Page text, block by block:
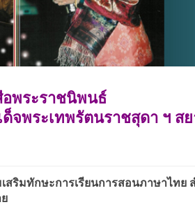
พระราชนิพนธ์
จพระเทพรัตนราชสุดา ฯ ส
ริมทักษะการเรียนการสอนภาษาไทย